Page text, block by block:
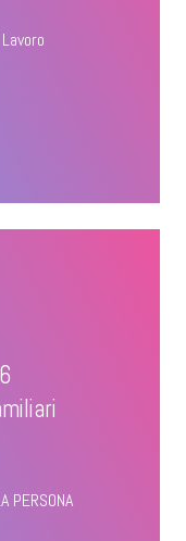
PERSONA